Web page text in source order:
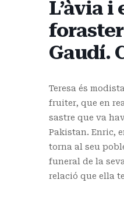
L’àvia i
Gaudí.
Teresa és
fruiter, que en
sastre que va
Pakistan. Enric,
torna al seu
funeral de la
relació que ella